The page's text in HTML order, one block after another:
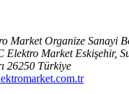
Market Organize Sanayi
Elektro Market Eskişehir,
26250 Türkiye